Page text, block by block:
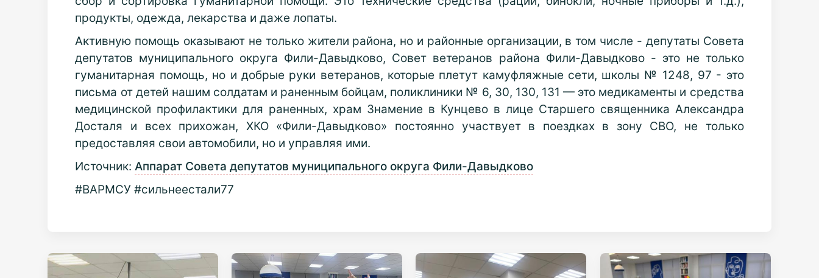
продукты, одежда, лекарства и даже лопаты.
Активную помощь оказывают не только жители района, но и районные организации, в том числе - депутаты Совета
депутатов муниципального округа Фили-Давыдково, Совет ветеранов района Фили-Давыдково - это не только
гуманитарная помощь, но и добрые руки ветеранов, которые плетут камуфляжные сети, школы № 1248, 97 - это
письма от детей нашим солдатам и раненным бойцам, поликлиники № 6, 30, 130, 131 — это медикаменты и средства
медицинской профилактики для раненных, храм Знамение в Кунцево в лице Старшего священника Александра
Досталя и всех прихожан, ХКО «Фили-Давыдково» постоянно участвует в поездках в зону СВО, не только
предоставляя свои автомобили, но и управляя ими.
Источник:Аппарат Совета депутатов муниципального округа Фили-Давыдково
#ВАРМСУ #сильнеестали77